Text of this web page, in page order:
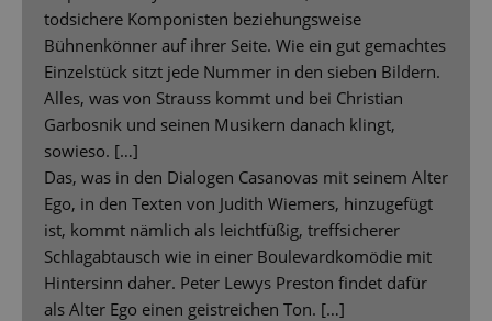
todsichere Komponisten beziehungsweise
Bühnenkönner auf ihrer Seite. Wie ein gut gemachtes
Einzelstück sitzt jede Nummer in den sieben Bildern.
Alles, was von Strauss kommt und bei Christian
Garbosnik und seinen Musikern danach klingt,
sowieso. […]
Das, was in den Dialogen Casanovas mit seinem Alter
Ego, in den Texten von Judith Wiemers, hinzugefügt
ist, kommt nämlich als leichtfüßig, treffsicherer
Schlagabtausch wie in einer Boulevardkomödie mit
Hintersinn daher. Peter Lewys Preston findet dafür
als Alter Ego einen geistreichen Ton. […]